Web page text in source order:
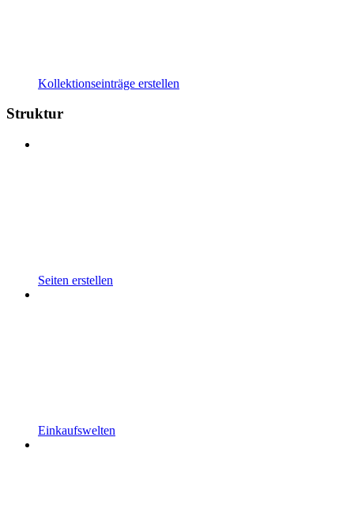
Kollektionseinträge erstellen
Struktur
Seiten erstellen
Einkaufswelten